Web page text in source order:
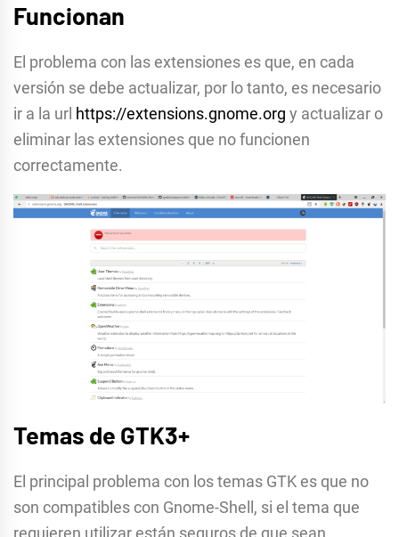
Funcionan
El problema con las extensiones es que, en cada
versión se debe actualizar, por lo tanto, es necesario
ir a la url https://extensions.gnome.org y actualizar o
eliminar las extensiones que no funcionen
correctamente.
Temas de GTK3+
El principal problema con los temas GTK es que no
son compatibles con Gnome-Shell, si el tema que